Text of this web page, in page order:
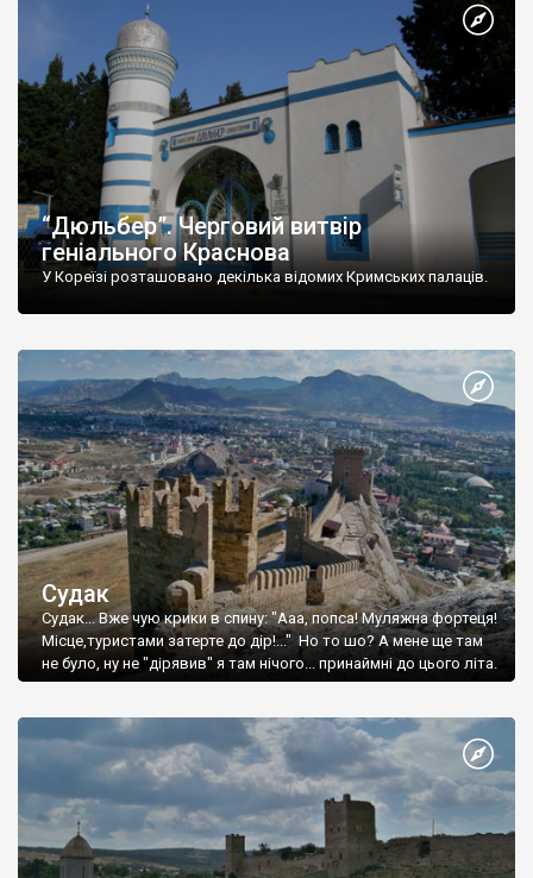
“Дюльбер”. Черговий витвір
геніального Краснова
У Кореїзі розташовано декілька відомих Кримських палаців.
Судак
Судак... Вже чую крики в спину: "Ааа, попса! Муляжна фортеця!
Місце,туристами затерте до дір!..." Но то шо? А мене ще там
не було, ну не "дірявив" я там нічого... принаймні до цього літа.